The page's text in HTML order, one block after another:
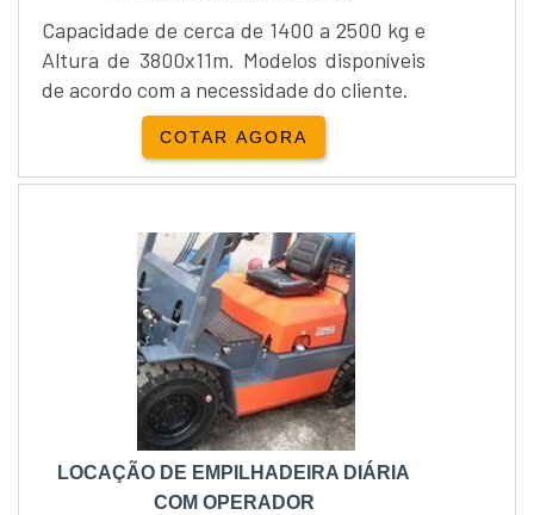
Capacidade de cerca de 1400 a 2500 kg e
Altura de 3800x11m. Modelos disponíveis
de acordo com a necessidade do cliente.
COTAR AGORA
LOCAÇÃO DE EMPILHADEIRA DIÁRIA
COM OPERADOR